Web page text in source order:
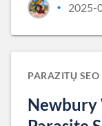
• 2025-
PARAZITŲ SEO
Newbury